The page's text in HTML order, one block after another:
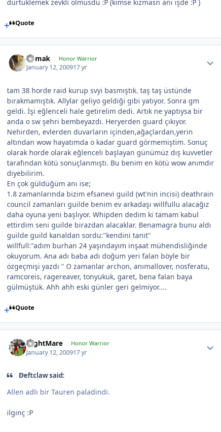
dürtüklemek zevkli olmusdu :P (kimse kızmasn anı işde :P )
Quote
nomak Honor Warrior
January 12, 200917 yr
tam 38 horde raid kurup svyi basmıştık. taş taş üstünde
bırakmamıştık. Allylar geliyo geldiği gibi yatıyor. Sonra gm
geldi. İşi eğlenceli hale getirelim dedi. Artık ne yaptıysa bir
anda o sw şehri bembeyazdı. Heryerden guard çıkıyor.
Nehirden, evlerden duvarların içinden,ağaçlardan,yerin
altından wow hayatımda o kadar guard görmemiştim. Sonuç
olarak horde olarak eğlenceli başlayan günümüz dış kuvvetler
tarafından kötü sonuçlanmıştı. Bu benim en kötü wow anımdır
diyebilirim.
En çok güldüğüm anı ise;
1.8 zamanlarında bizim efsanevi guild (wt'nin incisi) deathrain
council zamanları guilde benim ev arkadaşı willfullu alacağız
daha oyuna yeni başlıyor. Whipden dedim ki tamam kabul
ettirdim seni guilde birazdan alacaklar. Benamagra bunu aldı
guilde guild kanaldan sordu:"kendini tanıt"
willfull:"adım burhan 24 yaşındayım inşaat mühendisliğinde
okuyorum. Ana adı baba adı doğum yeri falan böyle bir
özgeçmişi yazdı " O zamanlar archon, anımallover, nosferatu,
ramcoreis, ragereaver, tonyukuk, garet, bena falan baya
gülmüştük. Ahh ahh eski günler geri gelmiyor....
Quote
NightMare Honor Warrior
January 12, 200917 yr
Deftclaw said:
Allen adlı bir Tauren paladindi.
ilginç :P